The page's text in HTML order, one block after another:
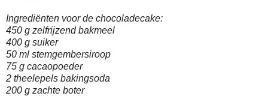
Ingrediënten voor de chocoladecake:
450 g zelfrijzend bakmeel
400 g suiker
50 ml stemgembersiroop
75 g cacaopoeder
2 theelepels bakingsoda
200 g zachte boter